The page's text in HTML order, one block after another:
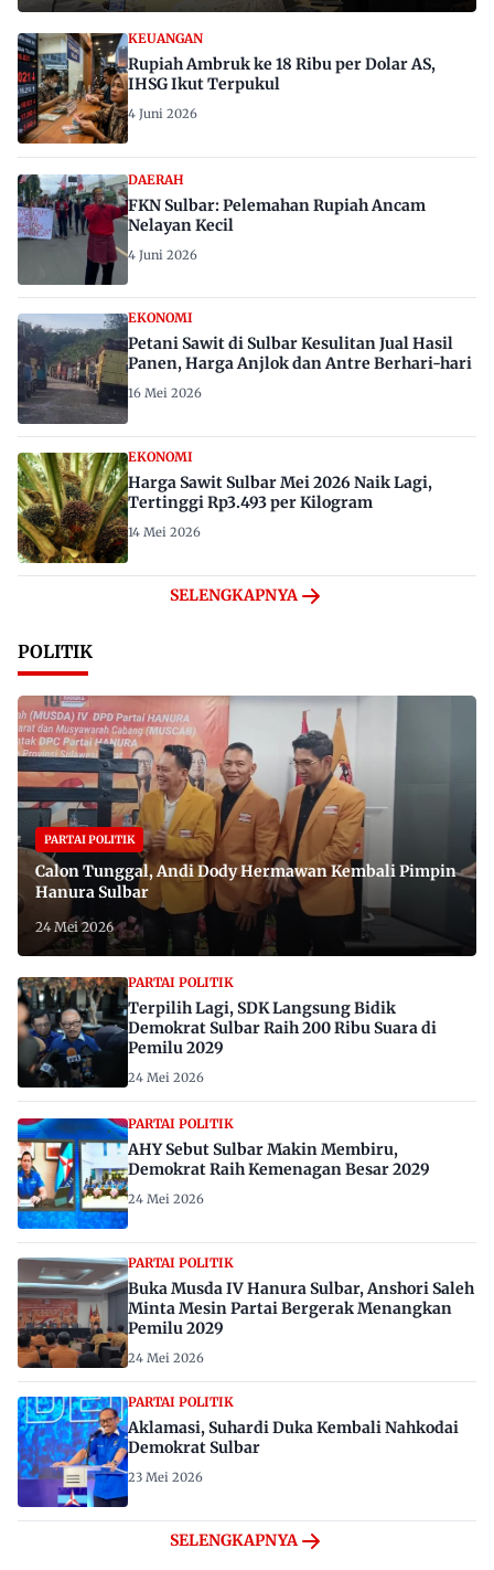
KEUANGAN
Rupiah Ambruk ke 18 Ribu per Dolar AS,
IHSG Ikut Terpukul
4 Juni 2026
DAERAH
FKN Sulbar: Pelemahan Rupiah Ancam
Nelayan Kecil
4 Juni 2026
EKONOMI
Petani Sawit di Sulbar Kesulitan Jual Hasil
Panen, Harga Anjlok dan Antre Berhari-hari
16 Mei 2026
EKONOMI
Harga Sawit Sulbar Mei 2026 Naik Lagi,
Tertinggi Rp3.493 per Kilogram
14 Mei 2026
SELENGKAPNYA
POLITIK
PARTAI POLITIK
Calon Tunggal, Andi Dody Hermawan Kembali Pimpin
Hanura Sulbar
24 Mei 2026
PARTAI POLITIK
Terpilih Lagi, SDK Langsung Bidik
Demokrat Sulbar Raih 200 Ribu Suara di
Pemilu 2029
24 Mei 2026
PARTAI POLITIK
AHY Sebut Sulbar Makin Membiru,
Demokrat Raih Kemenagan Besar 2029
24 Mei 2026
PARTAI POLITIK
Buka Musda IV Hanura Sulbar, Anshori Saleh
Minta Mesin Partai Bergerak Menangkan
Pemilu 2029
24 Mei 2026
PARTAI POLITIK
Aklamasi, Suhardi Duka Kembali Nahkodai
Demokrat Sulbar
23 Mei 2026
SELENGKAPNYA